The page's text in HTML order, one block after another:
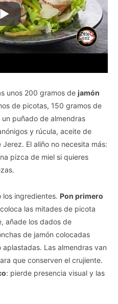
unos 200 gramos de jamón
de picotas, 150 gramos de
puñado de almendras
y rúcula, aceite de
El aliño no necesita más:
pizca de miel si quieres
los ingredientes. Pon primero
las mitades de picota
añade los dados de
de jamón colocadas
Las almendras van
que conserven el crujiente.
: pierde presencia visual y las